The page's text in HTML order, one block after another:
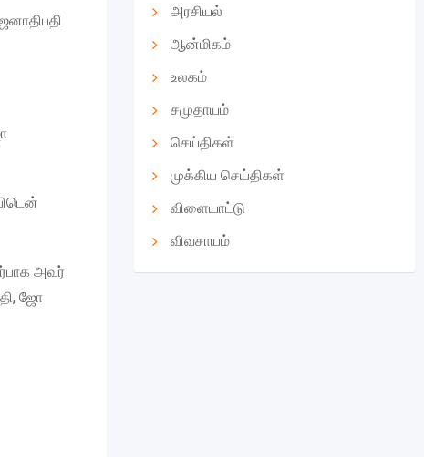
அவர்
ஜோ
அரசியல்
ஆன்மிகம்
உலகம்
சமுதாயம்
செய்திகள்
முக்கிய செய்திகள்
விளையாட்டு
விவசாயம்